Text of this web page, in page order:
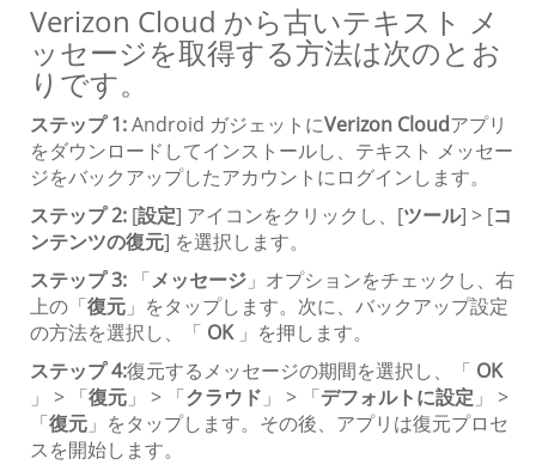
Verizon Cloud から古いテキスト メ
ッセージを取得する方法は次のとお
りです。
ステップ 1:Android ガジェットにVerizon Cloudアプリ
をダウンロードしてインストールし、テキスト メッセー
ジをバックアップしたアカウントにログインします。
ステップ 2: [設定] アイコンをクリックし、[ツール] > [コ
ンテンツの復元] を選択します。
ステップ 3: 「メッセージ 」オプションをチェックし、右
上の「復元 」をタップします。次に、バックアップ設定
の方法を選択し、「 OK」を押します。
ステップ 4:復元するメッセージの期間を選択し、「 OK
」 > 「復元 」 > 「クラウド 」 > 「デフォルトに設定 」 >
「復元 」をタップします。その後、アプリは復元プロセ
スを開始します。